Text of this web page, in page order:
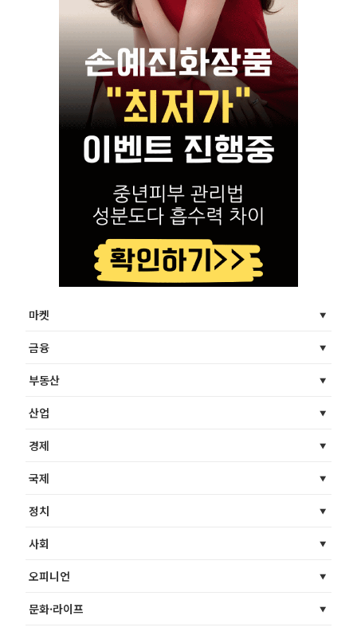
마켓
금융
부동산
산업
경제
국제
정치
사회
오피니언
문화·라이프